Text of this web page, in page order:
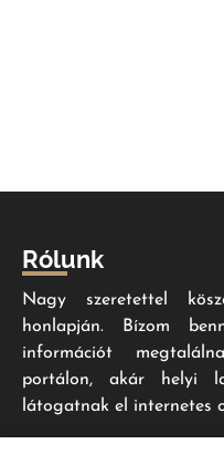
Rólunk
Nagy szeretettel
honlapján. Bízom
információt
portálon, akár helyi
látogatnak el internetes